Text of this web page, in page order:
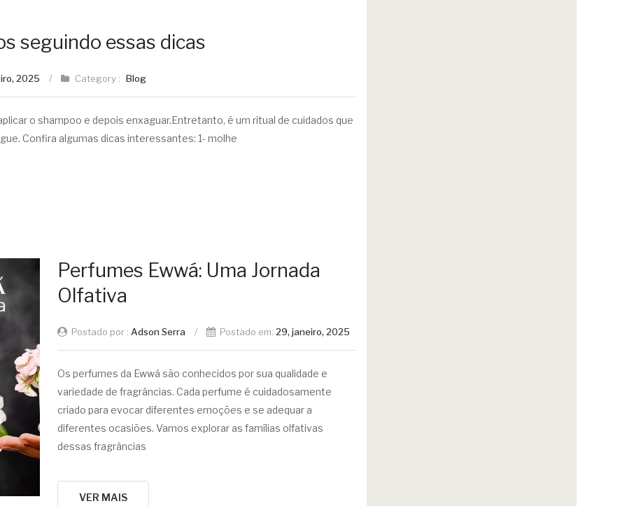
seguindo essas dicas
2025 / Category : Blog
o shampoo e depois enxaguar.Entretanto, é um ritual de cuidados que
Confira algumas dicas interessantes: 1- molhe
Perfumes Ewwá: Uma Jornada
Olfativa
Postado por : Adson Serra / Postado em: 29, janeiro, 2025
Os perfumes da Ewwá são conhecidos por sua qualidade e
variedade de fragrâncias. Cada perfume é cuidadosamente
criado para evocar diferentes emoções e se adequar a
diferentes ocasiões. Vamos explorar as famílias olfativas
dessas fragrâncias
VER MAIS